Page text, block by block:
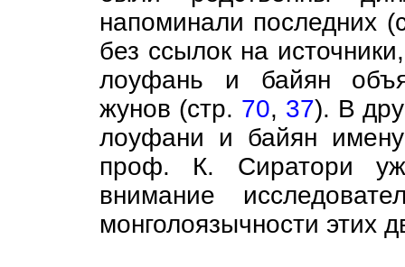
напоминали последних
без ссылок на
лоуфань и байян
жунов (стр. 70, 37). В
лоуфани и байян
проф. К. Сиратори
внимание
монголоязычности этих